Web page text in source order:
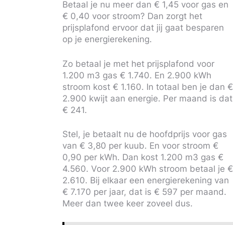
Betaal je nu meer dan € 1,45 voor gas en
€ 0,40 voor stroom? Dan zorgt het
prijsplafond ervoor dat jij gaat besparen
op je energierekening.
Zo betaal je met het prijsplafond voor
1.200 m3 gas € 1.740. En 2.900 kWh
stroom kost € 1.160. In totaal ben je dan €
2.900 kwijt aan energie. Per maand is dat
€ 241.
Stel, je betaalt nu de hoofdprijs voor gas
van € 3,80 per kuub. En voor stroom €
0,90 per kWh. Dan kost 1.200 m3 gas €
4.560. Voor 2.900 kWh stroom betaal je €
2.610. Bij elkaar een energierekening van
€ 7.170 per jaar, dat is € 597 per maand.
Meer dan twee keer zoveel dus.